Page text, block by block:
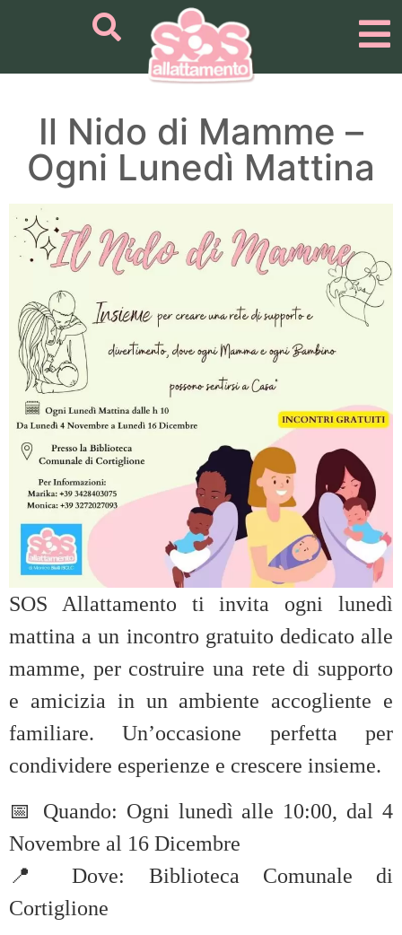
Il Nido di Mamme –
Ogni Lunedì Mattina
SOS Allattamento ti invita ogni lunedì
mattina a un incontro gratuito dedicato alle
mamme, per costruire una rete di supporto
e amicizia in un ambiente accogliente e
familiare. Un’occasione perfetta per
condividere esperienze e crescere insieme.
📅 Quando: Ogni lunedì alle 10:00, dal 4
Novembre al 16 Dicembre
📍 Dove: Biblioteca Comunale di
Cortiglione